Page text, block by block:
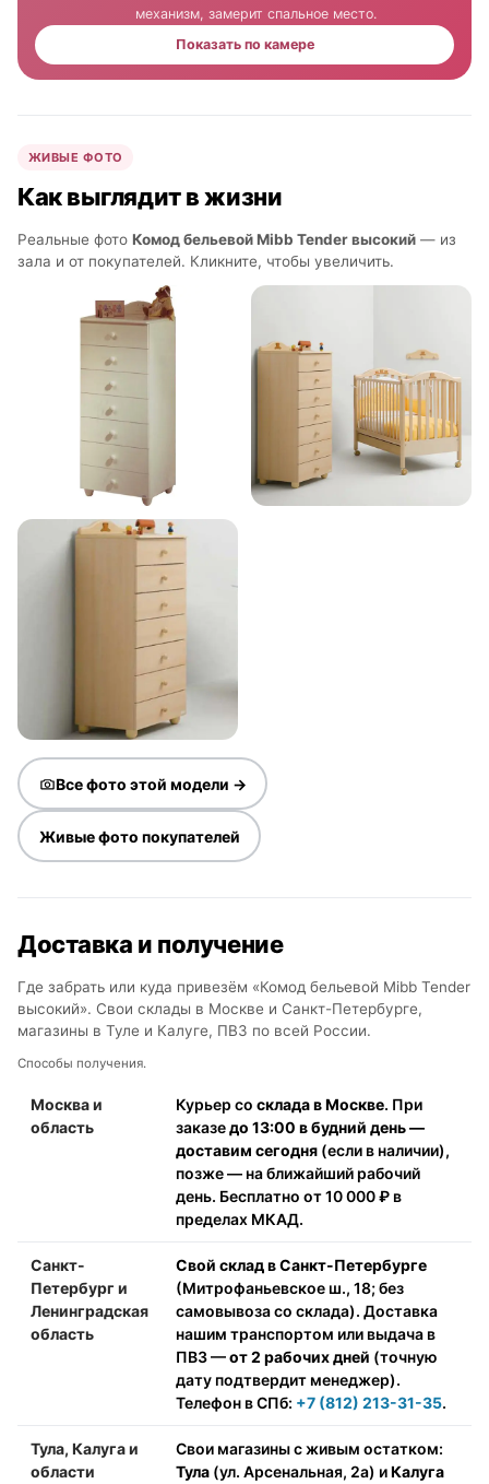
механизм, замерит спальное место.
Показать по камере
ЖИВЫЕ ФОТО
Как выглядит в жизни
Реальные фото Комод бельевой Mibb Tender высокий — из
зала и от покупателей. Кликните, чтобы увеличить.
Все фото этой модели →
Живые фото покупателей
Доставка и получение
Где забрать или куда привезём «Комод бельевой Mibb Tender
высокий». Свои склады в Москве и Санкт-Петербурге,
магазины в Туле и Калуге, ПВЗ по всей России.
Способы получения.
Москва и
область
Курьер со склада в Москве. При
заказедо 13:00 в будний день —
доставим сегодня (если в наличии),
позже — на ближайший рабочий
день. Бесплатно от 10 000 ₽ в
пределах МКАД.
Санкт-
Петербург и
Ленинградская
область
Свой склад в Санкт-Петербурге
(Митрофаньевское ш., 18; без
самовывоза со склада). Доставка
нашим транспортом или выдача в
ПВЗ —от 2 рабочих дней (точную
дату подтвердит менеджер).
Телефон в СПб: +7 (812) 213-31-35.
Тула, Калуга и
области
Свои магазины с живым остатком:
Тула (ул. Арсенальная, 2а) иКалуга